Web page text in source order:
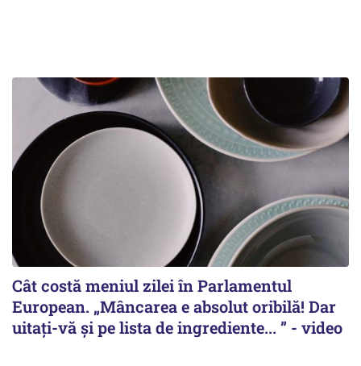
Cât costă meniul zilei în Parlamentul
European. „Mâncarea e absolut oribilă! Dar
uitați-vă și pe lista de ingrediente... ” - video